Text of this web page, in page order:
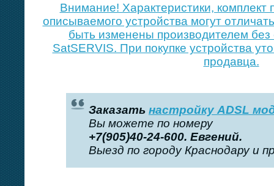
Внимание! Xарактеристики, комплект
описываемого устройства могут
быть изменены производителем без
SatSERVIS. При покупке устройства
продавца.
Заказать настройку ADSL
Вы можете по номеру
+7(905)40-24-600. Евгений.
Выезд по городу Краснодару и